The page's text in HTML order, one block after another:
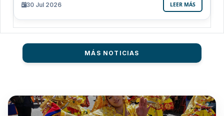
30 Jul 2026 LEER MÁS
MÁS NOTICIAS